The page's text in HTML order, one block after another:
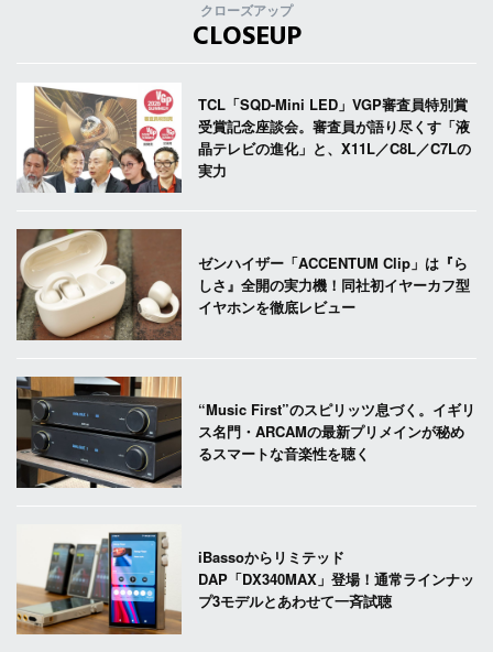
クローズアップ
CLOSEUP
TCL「SQD-Mini LED」VGP審査員特別賞
受賞記念座談会。審査員が語り尽くす「液
晶テレビの進化」と、X11L／C8L／C7Lの
実力
ゼンハイザー「ACCENTUM Clip」は『ら
しさ』全開の実力機！同社初イヤーカフ型
イヤホンを徹底レビュー
“Music First”のスピリッツ息づく。イギリ
ス名門・ARCAMの最新プリメインが秘め
るスマートな音楽性を聴く
iBassoからリミテッド
DAP「DX340MAX」登場！通常ラインナッ
プ3モデルとあわせて一斉試聴